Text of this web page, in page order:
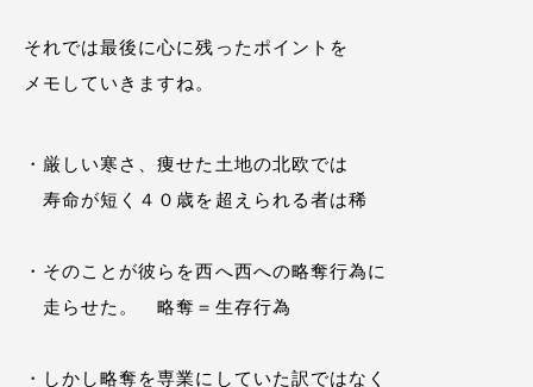
それでは最後に心に残ったポイントを
メモしていきますね。
・厳しい寒さ、痩せた土地の北欧では
寿命が短く４０歳を超えられる者は稀
・そのことが彼らを西へ西への略奪行為に
走らせた。 略奪＝生存行為
・しかし略奪を専業にしていた訳ではなく